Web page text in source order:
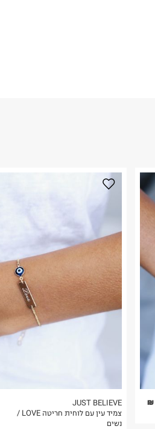
JUST BELIEVE
צמיד עין עם לוחית חריטה LOVE /
נשים